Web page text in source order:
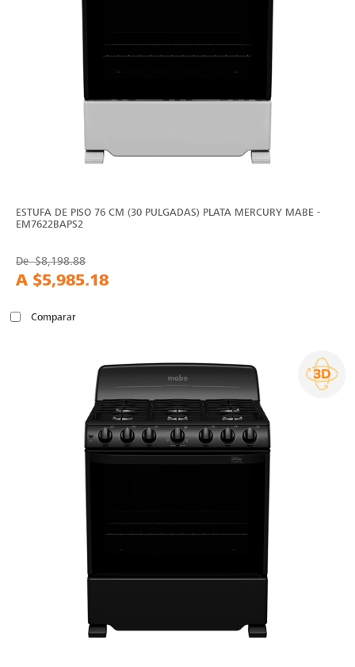
ESTUFA DE PISO 76 CM (30 PULGADAS) PLATA MERCURY MABE -
EM7622BAPS2
De$8,198.88
A $5,985.18
Comparar